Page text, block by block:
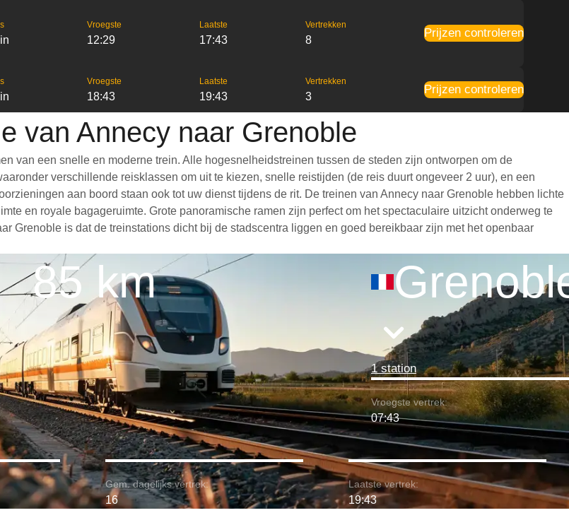
Vroegste
12:29
Laatste
17:43
Vertrekken
8
Prijzen controleren
Vroegste
18:43
Laatste
19:43
Vertrekken
3
Prijzen controleren
van Annecy naar Grenoble
van een snelle en moderne trein. Alle hogesnelheidstreinen tussen de steden zijn ontworpen om de
verschillende reisklassen om uit te kiezen, snelle reistijden (de reis duurt ongeveer 2 uur), en een
aan boord staan ook tot uw dienst tijdens de rit. De treinen van Annecy naar Grenoble hebben lichte
en royale bagageruimte. Grote panoramische ramen zijn perfect om het spectaculaire uitzicht onderweg te
Grenoble is dat de treinstations dicht bij de stadscentra liggen en goed bereikbaar zijn met het openbaar
85 km
1 station
Vroegste vertrek:
07:43
Gem. dagelijks vertrek:
16
Laatste vertrek:
19:43